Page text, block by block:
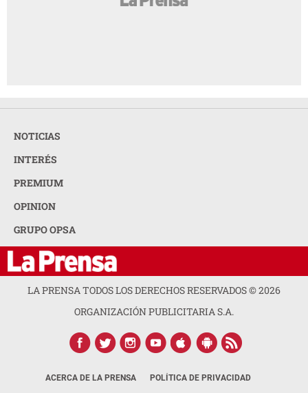
NOTICIAS
INTERÉS
PREMIUM
OPINION
GRUPO OPSA
LA PRENSA TODOS LOS DERECHOS RESERVADOS ©2026
ORGANIZACIÓN PUBLICITARIA S.A.
ACERCA DE LA PRENSA POLÍTICA DE PRIVACIDAD